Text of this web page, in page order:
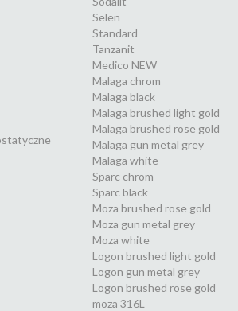
Selen
Standard
Tanzanit
Medico NEW
Malaga chrom
Malaga black
Malaga brushed light gold
Malaga brushed rose gold
Malaga gun metal grey
Malaga white
Sparc chrom
Sparc black
Moza brushed rose gold
Moza gun metal grey
Moza white
Logon brushed light gold
Logon gun metal grey
Logon brushed rose gold
moza 316L